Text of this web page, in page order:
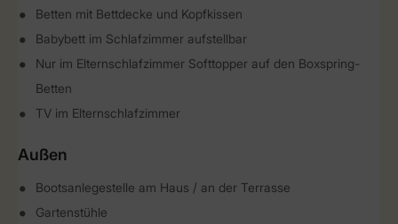
Betten mit Bettdecke und Kopfkissen
Babybett im Schlafzimmer aufstellbar
Nur im Elternschlafzimmer Softtopper auf den Boxspring-
Betten
TV im Elternschlafzimmer
Außen
Bootsanlegestelle am Haus / an der Terrasse
Gartenstühle